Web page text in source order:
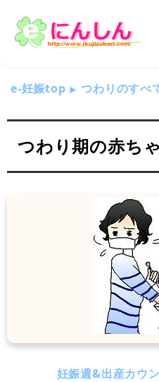
e-妊娠top つわりのすべ
つわり期の赤ち
妊娠週&出産カウ